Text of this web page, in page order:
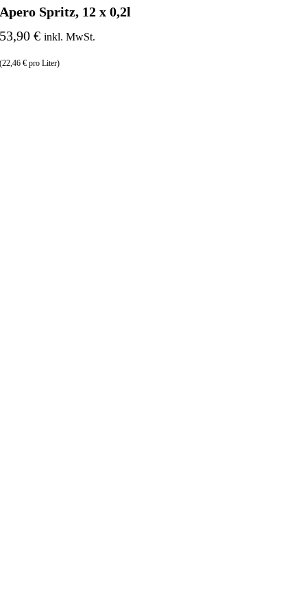
Apero Spritz, 12 x 0,2l
53,90 €inkl. MwSt.
(22,46 € pro Liter)